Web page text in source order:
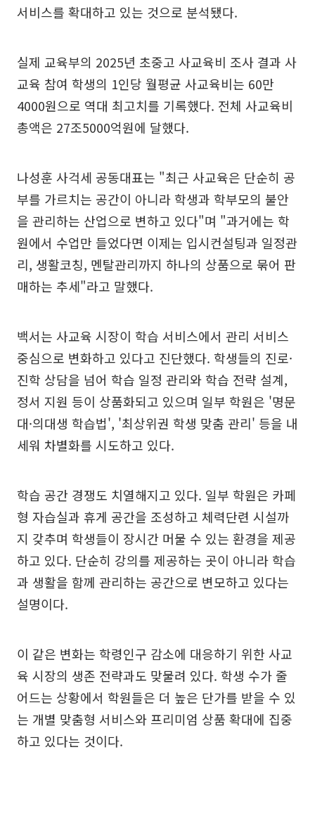
서비스를 확대하고 있는 것으로 분석됐다.
실제 교육부의 2025년 초중고 사교육비 조사 결과 사
교육 참여 학생의 1인당 월평균 사교육비는 60만
4000원으로 역대 최고치를 기록했다. 전체 사교육비
총액은 27조5000억원에 달했다.
나성훈 사걱세 공동대표는 "최근 사교육은 단순히 공
부를 가르치는 공간이 아니라 학생과 학부모의 불안
을 관리하는 산업으로 변하고 있다"며 "과거에는 학
원에서 수업만 들었다면 이제는 입시컨설팅과 일정관
리, 생활코칭, 멘탈관리까지 하나의 상품으로 묶어 판
매하는 추세"라고 말했다.
백서는 사교육 시장이 학습 서비스에서 관리 서비스
중심으로 변화하고 있다고 진단했다. 학생들의 진로·
진학 상담을 넘어 학습 일정 관리와 학습 전략 설계,
정서 지원 등이 상품화되고 있으며 일부 학원은 '명문
대·의대생 학습법', '최상위권 학생 맞춤 관리' 등을 내
세워 차별화를 시도하고 있다.
학습 공간 경쟁도 치열해지고 있다. 일부 학원은 카페
형 자습실과 휴게 공간을 조성하고 체력단련 시설까
지 갖추며 학생들이 장시간 머물 수 있는 환경을 제공
하고 있다. 단순히 강의를 제공하는 곳이 아니라 학습
과 생활을 함께 관리하는 공간으로 변모하고 있다는
설명이다.
이 같은 변화는 학령인구 감소에 대응하기 위한 사교
육 시장의 생존 전략과도 맞물려 있다. 학생 수가 줄
어드는 상황에서 학원들은 더 높은 단가를 받을 수 있
는 개별 맞춤형 서비스와 프리미엄 상품 확대에 집중
하고 있다는 것이다.